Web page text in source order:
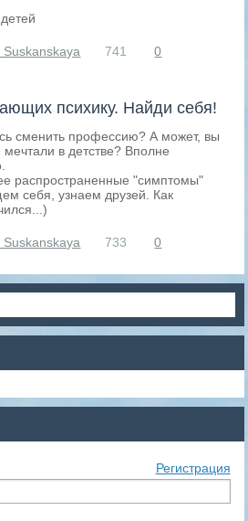
Suskanskaya 741 0
психику. Найди себя!
сменить профессию? А может, вы
в детстве? Вполне
распространенные "симптомы"
себя, узнаем друзей. Как
Suskanskaya 733 0
Регистрация